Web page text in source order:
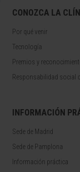
CONOZCA LA
Por qué venir
Tecnología
Premios y
Responsabilidad social
INFORMACIÓN
Sede de Madrid
Sede de Pamplona
Información práctica